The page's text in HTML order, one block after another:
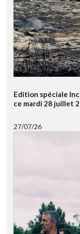
Edition spéciale
ce mardi 28 juillet
27/07/26